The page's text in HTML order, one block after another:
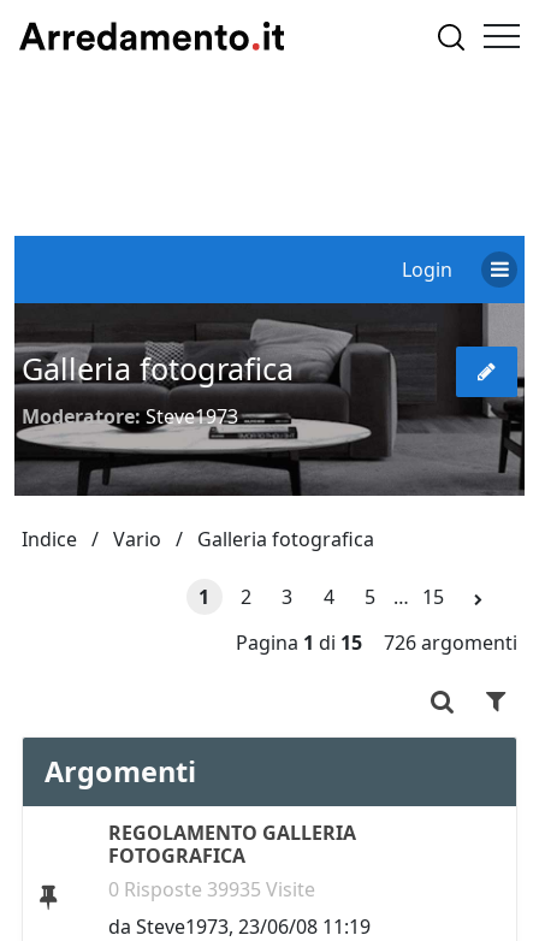
Login
Galleria fotografica
Moderatore:Steve1973
Indice Vario Galleria fotografica
1 2 3 4 5 … 15
Pagina 1 di 15 726 argomenti
Argomenti
REGOLAMENTO GALLERIA
FOTOGRAFICA
0 Risposte 39935 Visite
da Steve1973, 23/06/08 11:19